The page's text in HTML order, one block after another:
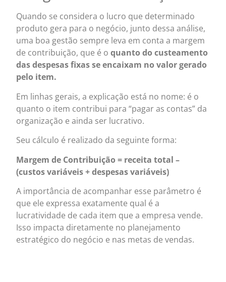
Quando se considera o lucro que determinado
produto gera para o negócio, junto dessa análise,
uma boa gestão sempre leva em conta a margem
de contribuição, que é oquanto do custeamento
das despesas fixas se encaixam no valor gerado
pelo item.
Em linhas gerais, a explicação está no nome: é o
quanto o item contribui para “pagar as contas” da
organização e ainda ser lucrativo.
Seu cálculo é realizado da seguinte forma:
Margem de Contribuição = receita total –
(custos variáveis + despesas variáveis)
A importância de acompanhar esse parâmetro é
que ele expressa exatamente qual é a
lucratividade de cada item que a empresa vende.
Isso impacta diretamente no planejamento
estratégico do negócio e nas metas de vendas.